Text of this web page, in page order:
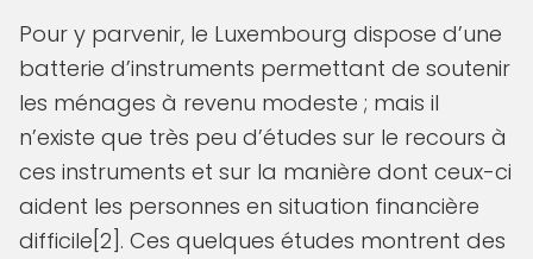
Pour y parvenir, le Luxembourg dispose d’une
batterie d’instruments permettant de soutenir
les ménages à revenu modeste ; mais il
n’existe que très peu d’études sur le recours à
ces instruments et sur la manière dont ceux-ci
aident les personnes en situation financière
difficile[2]. Ces quelques études montrent des